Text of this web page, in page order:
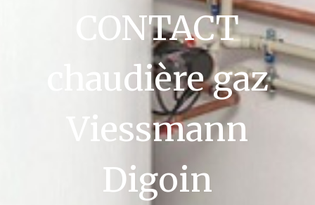
CONTACT
chaudière gaz
Viessmann
Digoin